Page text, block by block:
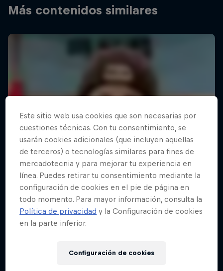
Más contenidos similares
Este sitio web usa cookies que son necesarias por
cuestiones técnicas. Con tu consentimiento, se
usarán cookies adicionales (que incluyen aquellas
de terceros) o tecnologías similares para fines de
mercadotecnia y para mejorar tu experiencia en
línea. Puedes retirar tu consentimiento mediante la
configuración de cookies en el pie de página en
todo momento. Para mayor información, consulta la
Política de privacidad y la Configuración de cookies
en la parte inferior.
Configuración de cookies